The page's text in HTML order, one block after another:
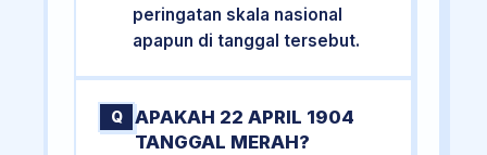
peringatan skala nasional
apapun di tanggal tersebut.
Q
APAKAH 22 APRIL 1904
TANGGAL MERAH?